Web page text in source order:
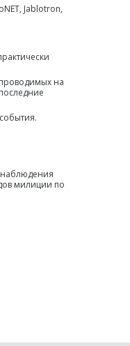
Jablotron,
на
наблюдения
милиции по